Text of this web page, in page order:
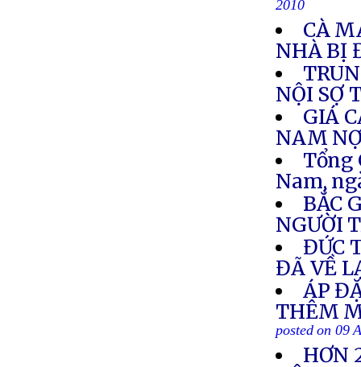
2010
CÀ
NHÀ BỊ
NỘI SỢ
GIÁ
NAM
Tổng
Nam,
BẮC
NGƯỜI
ĐỨC
ĐÃ VỀ
ÁP
THÊM
posted on 09
HƠN